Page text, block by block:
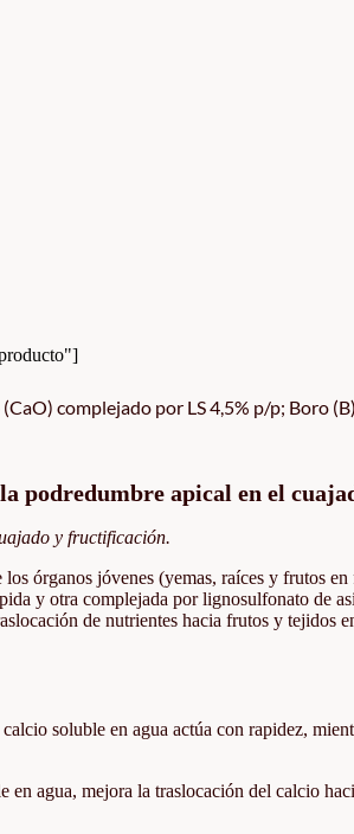
complejado por LS 4,5% p/p; Boro
podredumbre apical en el
y fructificación.
órganos jóvenes (yemas, raíces y frutos
y otra complejada por lignosulfonato de
de nutrientes hacia frutos y tejidos
soluble en agua actúa con rapidez,
en agua, mejora la traslocación del calcio